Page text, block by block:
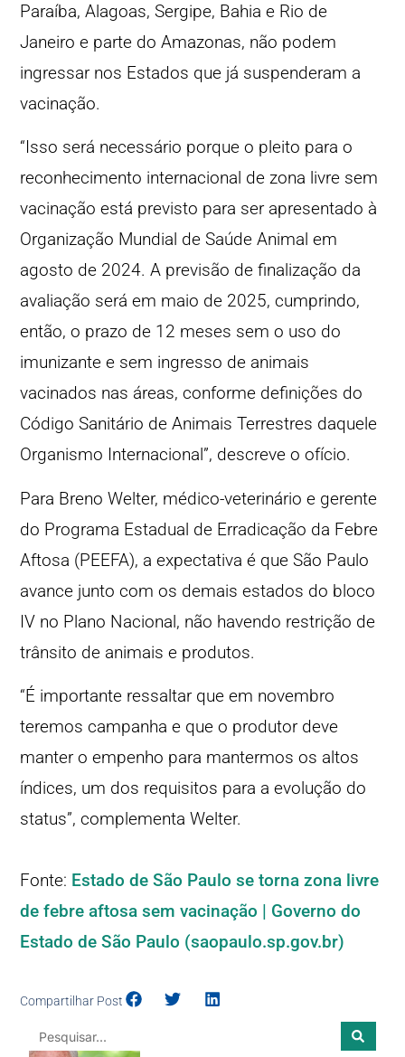
Paraíba, Alagoas, Sergipe, Bahia e Rio de
Janeiro e parte do Amazonas, não podem
ingressar nos Estados que já suspenderam a
vacinação.
“Isso será necessário porque o pleito para o
reconhecimento internacional de zona livre sem
vacinação está previsto para ser apresentado à
Organização Mundial de Saúde Animal em
agosto de 2024. A previsão de finalização da
avaliação será em maio de 2025, cumprindo,
então, o prazo de 12 meses sem o uso do
imunizante e sem ingresso de animais
vacinados nas áreas, conforme definições do
Código Sanitário de Animais Terrestres daquele
Organismo Internacional”, descreve o ofício.
Para Breno Welter, médico-veterinário e gerente
do Programa Estadual de Erradicação da Febre
Aftosa (PEEFA), a expectativa é que São Paulo
avance junto com os demais estados do bloco
IV no Plano Nacional, não havendo restrição de
trânsito de animais e produtos.
“É importante ressaltar que em novembro
teremos campanha e que o produtor deve
manter o empenho para mantermos os altos
índices, um dos requisitos para a evolução do
status”, complementa Welter.
Fonte: Estado de São Paulo se torna zona livre
de febre aftosa sem vacinação | Governo do
Estado de São Paulo (saopaulo.sp.gov.br)
Compartilhar Post